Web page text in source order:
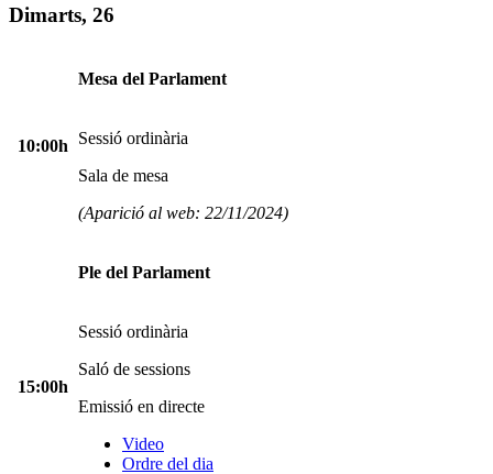
Dimarts, 26
10:00h
Mesa del Parlament
Sessió ordinària
Sala de mesa
(Aparició al web: 22/11/2024)
15:00h
Ple del Parlament
Sessió ordinària
Saló de sessions
Emissió en directe
Video
Ordre del dia